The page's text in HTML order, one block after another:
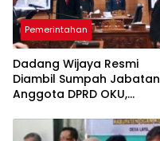
Pemerintahan
Dadang Wijaya Resmi
Diambil Sumpah Jabatan
Anggota DPRD OKU,